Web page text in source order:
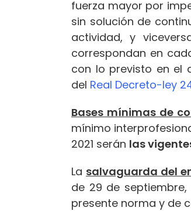
fuerza mayor por
sin solución de
actividad, y
correspondan en
con lo previsto en el
del Real Decreto-ley
Bases mínimas de
mínimo
2021 serán las
La salvaguarda del
de 29 de
presente norma y de